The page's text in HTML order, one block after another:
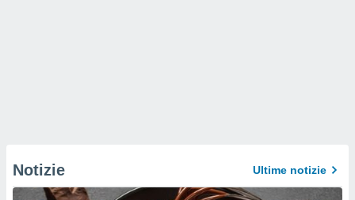
Notizie Ultime notizie